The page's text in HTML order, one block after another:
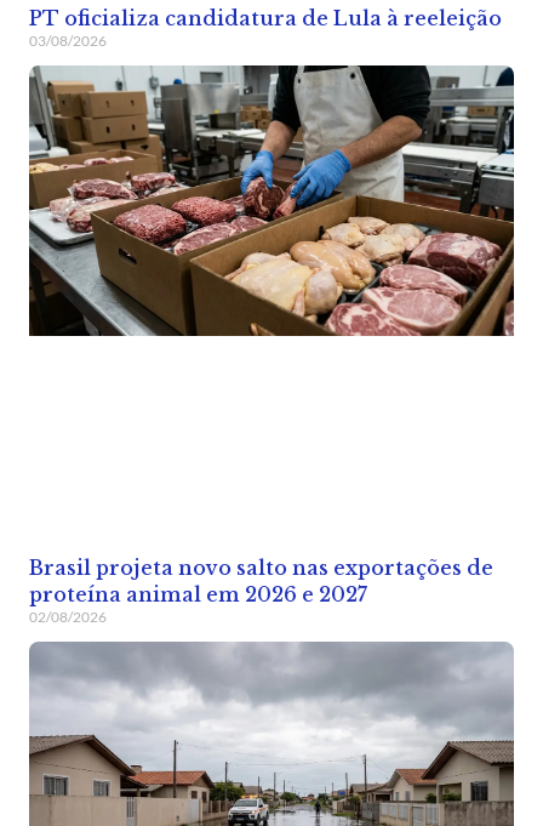
PT oficializa candidatura de Lula à reeleição
03/08/2026
Brasil projeta novo salto nas exportações de
proteína animal em 2026 e 2027
02/08/2026